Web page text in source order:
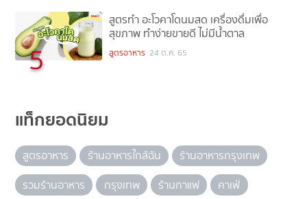
5
สูตรทำ อะโวคาโดนมสด เครื่องดื่มเพื่อ
สุขภาพ ทำง่ายขายดี ไม่มีน้ำตาล
สูตรอาหาร 24 ต.ค. 65
แท็กยอดนิยม
สูตรอาหาร ร้านอาหารใกล้ฉัน
ร้านอาหารกรุงเทพ
รวมร้านอาหาร
กรุงเทพ ร้านกาแฟ
คาเฟ่